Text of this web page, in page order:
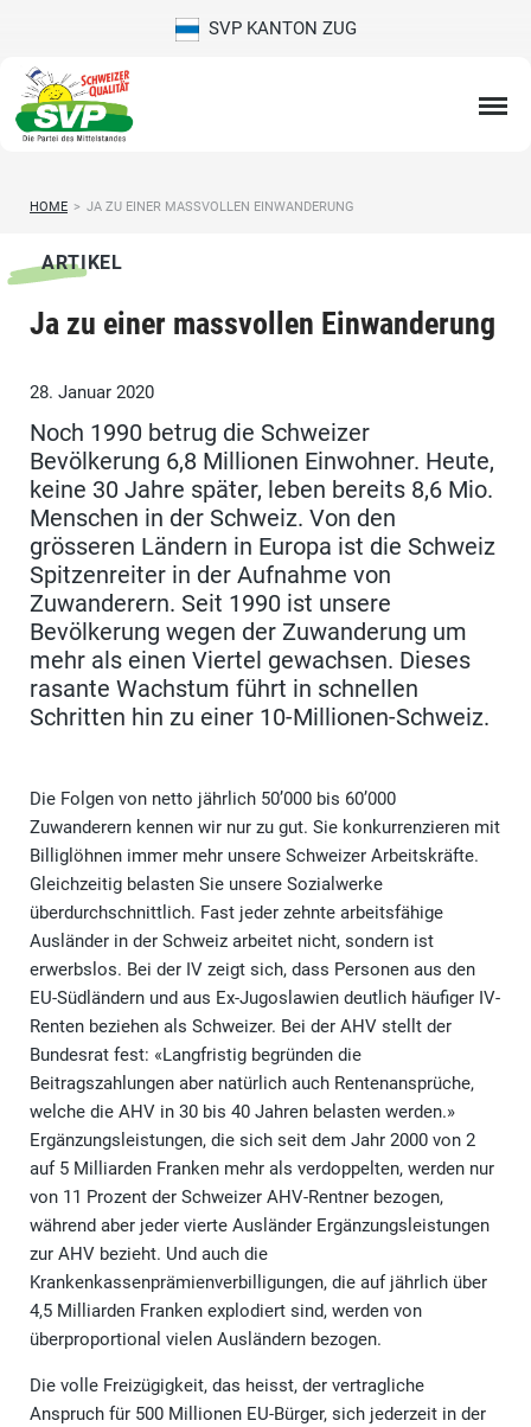
SVP KANTON ZUG
HOME > JA ZU EINER MASSVOLLEN EINWANDERUNG
ARTIKEL
Ja zu einer massvollen Einwanderung
28. Januar 2020
Noch 1990 betrug die Schweizer
Bevölkerung 6,8 Millionen Einwohner. Heute,
keine 30 Jahre später, leben bereits 8,6 Mio.
Menschen in der Schweiz. Von den
grösseren Ländern in Europa ist die Schweiz
Spitzenreiter in der Aufnahme von
Zuwanderern. Seit 1990 ist unsere
Bevölkerung wegen der Zuwanderung um
mehr als einen Viertel gewachsen. Dieses
rasante Wachstum führt in schnellen
Schritten hin zu einer 10-Millionen-Schweiz.
Die Folgen von netto jährlich 50’000 bis 60’000
Zuwanderern kennen wir nur zu gut. Sie konkurrenzieren mit
Billiglöhnen immer mehr unsere Schweizer Arbeitskräfte.
Gleichzeitig belasten Sie unsere Sozialwerke
überdurchschnittlich. Fast jeder zehnte arbeitsfähige
Ausländer in der Schweiz arbeitet nicht, sondern ist
erwerbslos. Bei der IV zeigt sich, dass Personen aus den
EU-Südländern und aus Ex-Jugoslawien deutlich häufiger IV-
Renten beziehen als Schweizer. Bei der AHV stellt der
Bundesrat fest: «Langfristig begründen die
Beitragszahlungen aber natürlich auch Rentenansprüche,
welche die AHV in 30 bis 40 Jahren belasten werden.»
Ergänzungsleistungen, die sich seit dem Jahr 2000 von 2
auf 5 Milliarden Franken mehr als verdoppelten, werden nur
von 11 Prozent der Schweizer AHV-Rentner bezogen,
während aber jeder vierte Ausländer Ergänzungsleistungen
zur AHV bezieht. Und auch die
Krankenkassenprämienverbilligungen, die auf jährlich über
4,5 Milliarden Franken explodiert sind, werden von
überproportional vielen Ausländern bezogen.
Die volle Freizügigkeit, das heisst, der vertragliche
Anspruch für 500 Millionen EU-Bürger, sich jederzeit in der